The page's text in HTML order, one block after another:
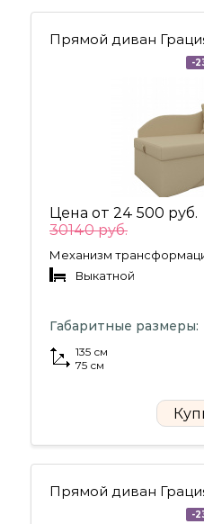
Прямой диван
-
Цена от 24 500 руб.
30140 руб.
Механизм
Выкатной
Габаритные размеры:
135 см
75 см
Прямой диван
-